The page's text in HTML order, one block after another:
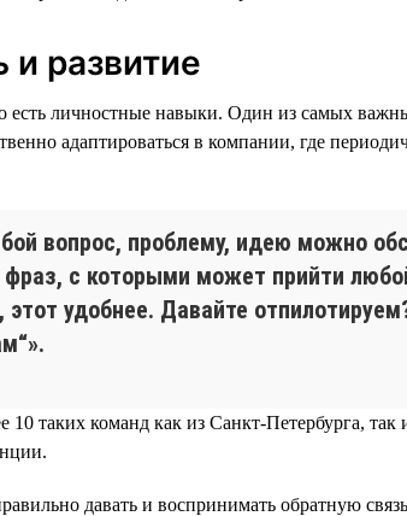
и развитие
личностные навыки. Один из самых
адаптироваться в компании, где
вопрос, проблему, идею можно
с которыми может прийти
удобнее. Давайте
10 таких команд как из Санкт-Петербурга,
давать и воспринимать обратную